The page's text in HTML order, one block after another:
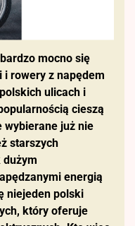
mocno się
i rowery z napędem
ulicach i
cieszą
wybierane już nie
starszych
dużym
energią
niejeden polski
który oferuje